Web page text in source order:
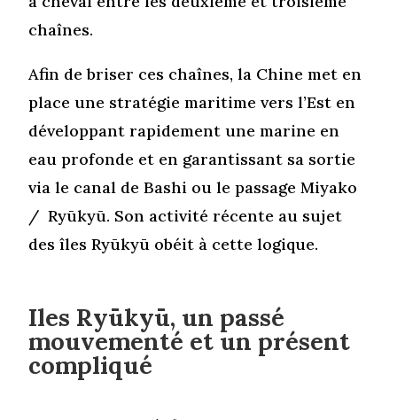
chaînes.
Afin de briser ces chaînes, la Chine met en
place une stratégie maritime vers l’Est en
développant rapidement une marine en
eau profonde et en garantissant sa sortie
via le canal de Bashi ou le passage Miyako
/ Ryūkyū. Son activité récente au sujet
des îles Ryūkyū obéit à cette logique.
Iles Ryūkyū, un passé
mouvementé et un présent
compliqué